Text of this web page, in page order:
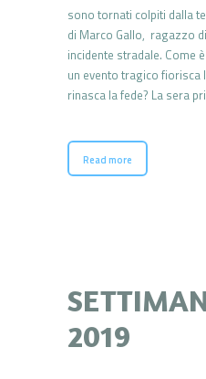
sono tornati colpiti dalla
di Marco Gallo, ragazzo
incidente stradale. Come
un evento tragico fiorisca
rinasca la fede? La sera
Read more
2019